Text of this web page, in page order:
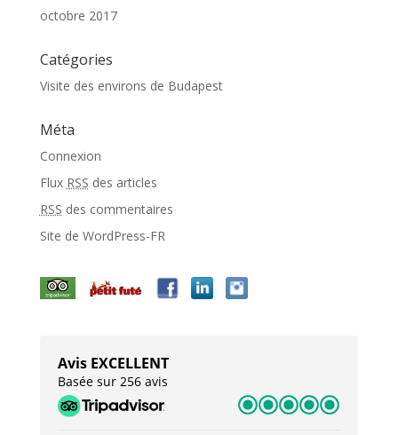
octobre 2017
Catégories
Visite des environs de Budapest
Méta
Connexion
Flux RSS des articles
RSS des commentaires
Site de WordPress-FR
Avis EXCELLENT
Basée sur 256 avis